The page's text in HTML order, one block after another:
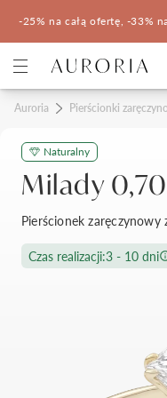
-25% na całą ofertę, -33%
Kategorie
Pierścionki
Pomocne
Salon Auroria Arkadia
Auroria Pierścionki
Naturalny
Milady
Pierścionek zaręczynowy
Czas realizacji:3 - 10 dni